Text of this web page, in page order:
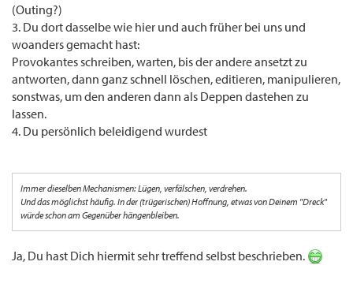
(Outing?)
3. Du dort dasselbe wie hier und auch früher bei uns und
woanders gemacht hast:
Provokantes schreiben, warten, bis der andere ansetzt zu
antworten, dann ganz schnell löschen, editieren, manipulieren,
sonstwas, um den anderen dann als Deppen dastehen zu
lassen.
4. Du persönlich beleidigend wurdest
Immer dieselben Mechanismen: Lügen, verfälschen, verdrehen.
Und das möglichst häufig. In der (trügerischen) Hoffnung, etwas von Deinem "Dreck"
würde schon am Gegenüber hängenbleiben.
Ja, Du hast Dich hiermit sehr treffend selbst beschrieben.